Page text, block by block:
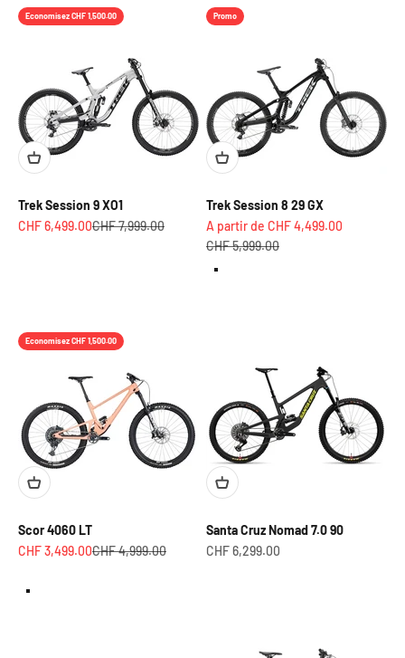
Economisez CHF 1,500.00
Trek Session 9 XO1
Prix de vente
CHF 6,499.00Prix normal
CHF 7,999.00
Promo
Trek Session 8 29 GX
Prix de vente
A partir de CHF 4,499.00
Prix normal
CHF 5,999.00
Economisez CHF 1,500.00
Scor 4060 LT
Prix de vente
CHF 3,499.00Prix normal
CHF 4,999.00
Santa Cruz Nomad 7.0 90
Prix de vente
CHF 6,299.00